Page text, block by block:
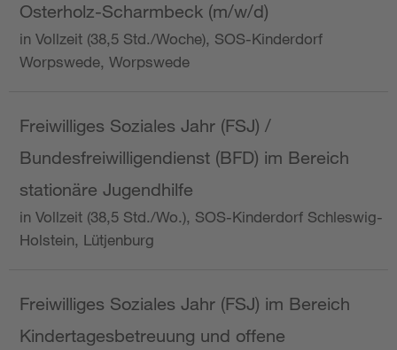
Osterholz-Scharmbeck (m/w/d)
in Vollzeit (38,5 Std./Woche), SOS-Kinderdorf
Worpswede, Worpswede
Freiwilliges Soziales Jahr (FSJ) /
Bundesfreiwilligendienst (BFD) im Bereich
stationäre Jugendhilfe
in Vollzeit (38,5 Std./Wo.), SOS-Kinderdorf Schleswig-
Holstein, Lütjenburg
Freiwilliges Soziales Jahr (FSJ) im Bereich
Kindertagesbetreuung und offene